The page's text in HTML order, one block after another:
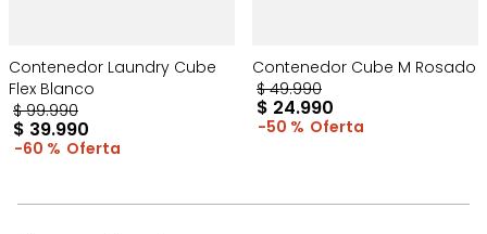
Contenedor Laundry Cube
Flex Blanco
$ 99.990
$ 39.990
60 %
Contenedor Cube M Rosado
$ 49.990
$ 24.990
50 %